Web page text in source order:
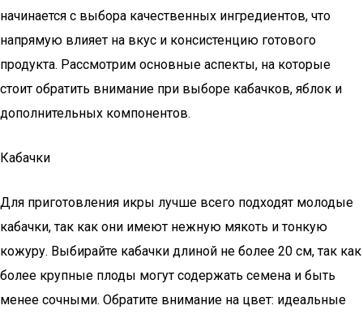
начинается с выбора качественных ингредиентов, что
напрямую влияет на вкус и консистенцию готового
продукта. Рассмотрим основные аспекты, на которые
стоит обратить внимание при выборе кабачков, яблок и
дополнительных компонентов.
Кабачки
Для приготовления икры лучше всего подходят молодые
кабачки, так как они имеют нежную мякоть и тонкую
кожуру. Выбирайте кабачки длиной не более 20 см, так как
более крупные плоды могут содержать семена и быть
менее сочными. Обратите внимание на цвет: идеальные